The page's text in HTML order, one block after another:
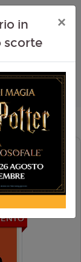
in
scorte
×